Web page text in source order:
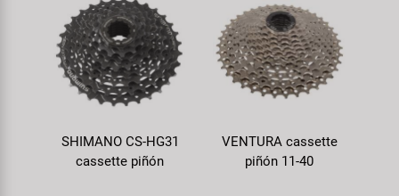
SHIMANO CS-HG31
cassette piñón
VENTURA cassette
piñón 11-40